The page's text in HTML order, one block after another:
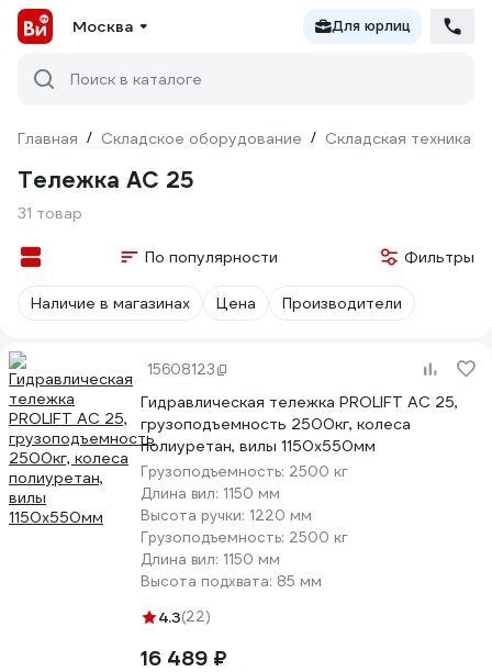
Москва Для юрлиц
Поиск в каталоге
Главная / Складское оборудование / Складская техника
Тележка AC 25
31 товар
По популярности Фильтры
Наличие в магазинах Цена Производители
15608123
Гидравлическая тележка PROLIFT AC 25,
грузоподъемность 2500кг, колеса
полиуретан, вилы 1150x550мм
Грузоподъемность: 2500 кг
Длина вил: 1150 мм
Высота ручки: 1220 мм
Грузоподъемность: 2500 кг
Длина вил: 1150 мм
Высота подхвата: 85 мм
4.3(22)
16 489 ₽